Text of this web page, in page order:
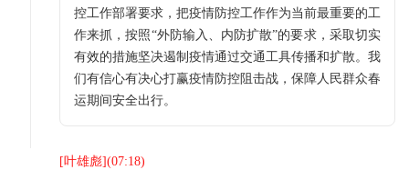
控工作部署要求，把疫情防控工作作为当前最重要的工
作来抓，按照“外防输入、内防扩散”的要求，采取切实
有效的措施坚决遏制疫情通过交通工具传播和扩散。我
们有信心有决心打赢疫情防控阻击战，保障人民群众春
运期间安全出行。
[叶雄彪](07:18)